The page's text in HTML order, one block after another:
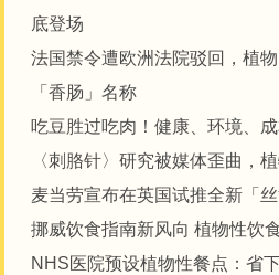
底登场
法国禁令遭欧洲法院驳回，植物
「香肠」名称
吃豆胜过吃肉！健康、环境、
〈刺胳针〉研究被媒体歪曲，
麦当劳宣布在英国试推全新「
挪威饮食指南新风向 植物性饮
NHS医院预设植物性餐点：省